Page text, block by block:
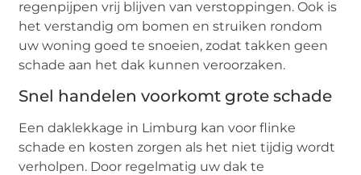
regenpijpen vrij blijven van verstoppingen. Ook is
het verstandig om bomen en struiken rondom
uw woning goed te snoeien, zodat takken geen
schade aan het dak kunnen veroorzaken.
Snel handelen voorkomt grote schade
Een daklekkage in Limburg kan voor flinke
schade en kosten zorgen als het niet tijdig wordt
verholpen. Door regelmatig uw dak te